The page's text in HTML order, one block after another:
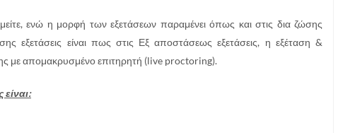
ενώ η μορφή των εξετάσεων παραμένει όπως και στις δια ζώσης
εξετάσεις είναι πως στις Εξ αποστάσεως εξετάσεις, η εξέταση &
με απομακρυσμένο επιτηρητή (live proctoring).
είναι: